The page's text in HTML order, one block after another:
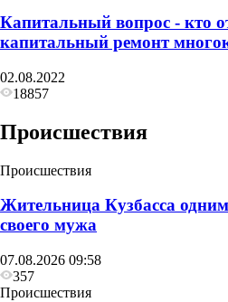
Капитальный вопрос - кто
капитальный ремонт
02.08.2022
18857
Происшествия
Происшествия
Жительница Кузбасса
своего мужа
07.08.2026 09:58
357
Происшествия